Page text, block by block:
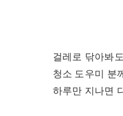
걸레로 닦아봐
청소 도우미 분
하루만 지나면